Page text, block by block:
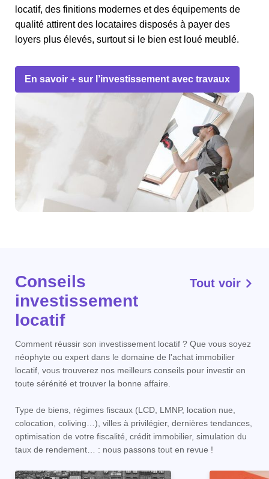
locatif, des finitions modernes et des équipements de
qualité attirent des locataires disposés à payer des
loyers plus élevés, surtout si le bien est loué meublé.
En savoir + sur l’investissement avec travaux
Conseils
investissement
locatif
Tout voir
Comment réussir son investissement locatif ? Que vous soyez
néophyte ou expert dans le domaine de l'achat immobilier
locatif, vous trouverez nos meilleurs conseils pour investir en
toute sérénité et trouver la bonne affaire.
Type de biens, régimes fiscaux (LCD, LMNP, location nue,
colocation, coliving…), villes à privilégier, dernières tendances,
optimisation de votre fiscalité, crédit immobilier, simulation du
taux de rendement… : nous passons tout en revue !